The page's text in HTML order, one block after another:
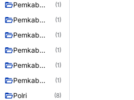
Pemkab
08/2/2025
(1)
Pemkab
11/2/2025
(1)
Pemkab
13/2/2025
(1)
Pemkab
17/2/2025
(1)
Pemkab
28/2/2025
(1)
Pemkab
(1)
Polri (8)